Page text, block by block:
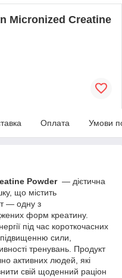
Micronized Сreatine
Оплата Умови
Powder— дієтична
що містить
— одну з
форм креатину.
під час короткочасних
сили,
тренувань. Продукт
активних людей, які
свій щоденний раціон